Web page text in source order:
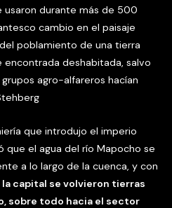
usaron durante más de 500
cambio en el paisaje
poblamiento de una tierra
encontrada deshabitada, salvo
agro-alfareros hacían
que introdujo el imperio
que el agua del río Mapocho se
a lo largo de la cuenca, y con
capital se volvieron tierras
sobre todo hacia el sector